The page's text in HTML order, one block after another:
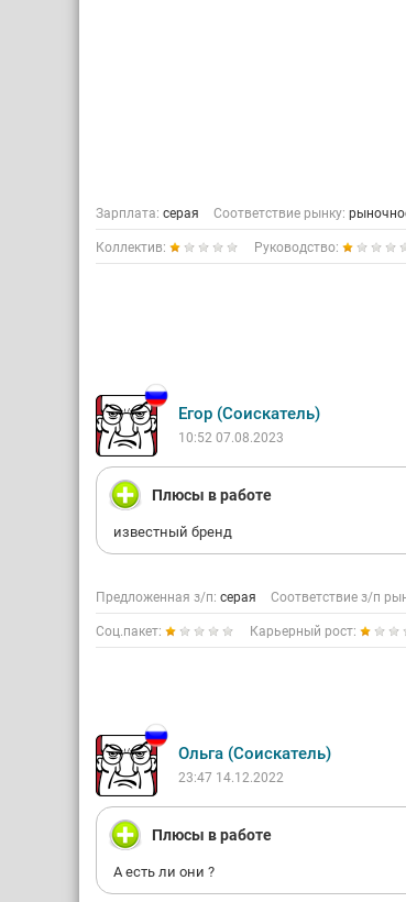
Зарплата: серая Соответствие рынку:
Коллектив: Руководство:
Егор (Соискатель)
10:52 07.08.2023
Плюсы в работе
известный бренд
Предложенная з/п: серая Соответствие з/п
Соц.пакет: Карьерный рост:
Ольга (Соискатель)
23:47 14.12.2022
Плюсы в работе
А есть ли они ?